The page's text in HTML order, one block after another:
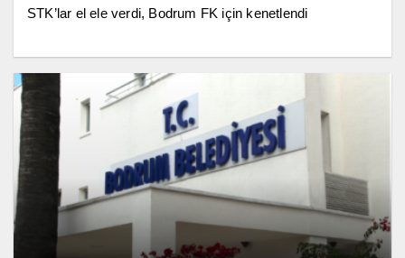
STK’lar el ele verdi, Bodrum FK için kenetlendi